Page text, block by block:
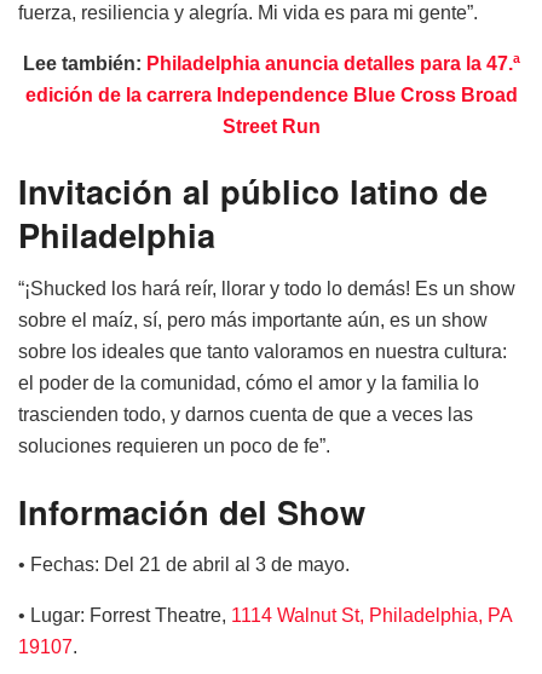
fuerza, resiliencia y alegría. Mi vida es para mi gente”.
Lee también: Philadelphia anuncia detalles para la 47.ª
edición de la carrera Independence Blue Cross Broad
Street Run
Invitación al público latino de
Philadelphia
“¡Shucked los hará reír, llorar y todo lo demás! Es un show
sobre el maíz, sí, pero más importante aún, es un show
sobre los ideales que tanto valoramos en nuestra cultura:
el poder de la comunidad, cómo el amor y la familia lo
trascienden todo, y darnos cuenta de que a veces las
soluciones requieren un poco de fe”.
Información del Show
• Fechas: Del 21 de abril al 3 de mayo.
• Lugar: Forrest Theatre, 1114 Walnut St, Philadelphia, PA
19107.